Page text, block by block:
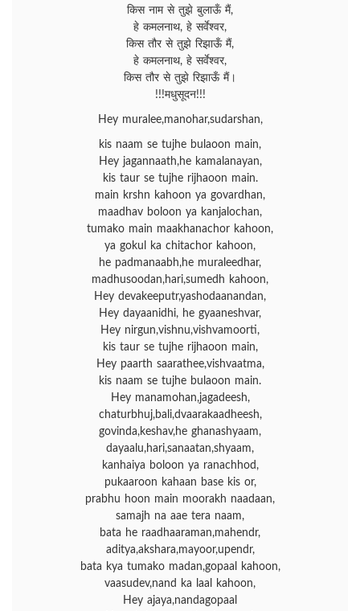
किस नाम से तुझे बुलाऊँ मैं,
हे कमलनाथ, हे सर्वेश्वर,
किस तौर से तुझे रिझाऊँ मैं,
हे कमलनाथ, हे सर्वेश्वर,
किस तौर से तुझे रिझाऊँ मैं।
!!!मधुसूदन!!!
Hey muralee,manohar,sudarshan,
kis naam se tujhe bulaoon main,
Hey jagannaath,he kamalanayan,
kis taur se tujhe rijhaoon main.
main krshn kahoon ya govardhan,
maadhav boloon ya kanjalochan,
tumako main maakhanachor kahoon,
ya gokul ka chitachor kahoon,
he padmanaabh,he muraleedhar,
madhusoodan,hari,sumedh kahoon,
Hey devakeeputr,yashodaanandan,
Hey dayaanidhi, he gyaaneshvar,
Hey nirgun,vishnu,vishvamoorti,
kis taur se tujhe rijhaoon main,
Hey paarth saarathee,vishvaatma,
kis naam se tujhe bulaoon main.
Hey manamohan,jagadeesh,
chaturbhuj,bali,dvaarakaadheesh,
govinda,keshav,he ghanashyaam,
dayaalu,hari,sanaatan,shyaam,
kanhaiya boloon ya ranachhod,
pukaaroon kahaan base kis or,
prabhu hoon main moorakh naadaan,
samajh na aae tera naam,
bata he raadhaaraman,mahendr,
aditya,akshara,mayoor,upendr,
bata kya tumako madan,gopaal kahoon,
vaasudev,nand ka laal kahoon,
Hey ajaya,nandagopaal